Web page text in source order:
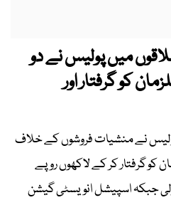
میں پولیس نے دو
کو گرفتار اور
نے منشیات فروشوں کے خلاف
کے دوران 3 ملزمان کو گرفتار کر کے لاکھوں روپے
کرلی جبکہ اسپیشل انویسٹی گیشن